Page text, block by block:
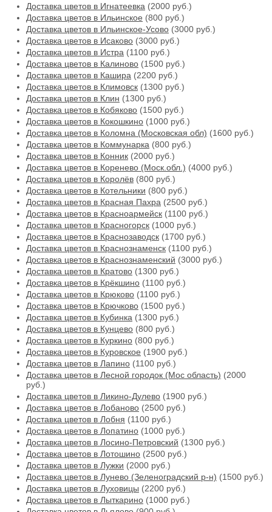
Доставка цветов в Игнатеевка (2000 руб.)
Доставка цветов в Ильинское (800 руб.)
Доставка цветов в Ильинское-Усово (3000 руб.)
Доставка цветов в Исаково (3000 руб.)
Доставка цветов в Истра (1100 руб.)
Доставка цветов в Калиново (1500 руб.)
Доставка цветов в Кашира (2200 руб.)
Доставка цветов в Климовск (1300 руб.)
Доставка цветов в Клин (1300 руб.)
Доставка цветов в Кобяково (1500 руб.)
Доставка цветов в Кокошкино (1000 руб.)
Доставка цветов в Коломна (Московская обл) (1600 руб.)
Доставка цветов в Коммунарка (800 руб.)
Доставка цветов в Конник (2000 руб.)
Доставка цветов в Коренево (Моск.обл.) (4000 руб.)
Доставка цветов в Королёв (800 руб.)
Доставка цветов в Котельники (800 руб.)
Доставка цветов в Красная Пахра (2500 руб.)
Доставка цветов в Красноармейск (1100 руб.)
Доставка цветов в Красногорск (1000 руб.)
Доставка цветов в Краснозаводск (1700 руб.)
Доставка цветов в Краснознаменск (1100 руб.)
Доставка цветов в Краснознаменский (3000 руб.)
Доставка цветов в Кратово (1300 руб.)
Доставка цветов в Крёкшино (1100 руб.)
Доставка цветов в Крюково (1100 руб.)
Доставка цветов в Крючково (1500 руб.)
Доставка цветов в Кубинка (1300 руб.)
Доставка цветов в Кунцево (800 руб.)
Доставка цветов в Куркино (800 руб.)
Доставка цветов в Куровское (1900 руб.)
Доставка цветов в Лапино (1100 руб.)
Доставка цветов в Лесной городок (Мос область) (2000
руб.)
Доставка цветов в Ликино-Дулево (1900 руб.)
Доставка цветов в Лобаново (2500 руб.)
Доставка цветов в Лобня (1100 руб.)
Доставка цветов в Лопатино (1000 руб.)
Доставка цветов в Лосино-Петровский (1300 руб.)
Доставка цветов в Лотошино (2500 руб.)
Доставка цветов в Лужки (2000 руб.)
Доставка цветов в Лунево (Зеленоградский р-н) (1500 руб.)
Доставка цветов в Луховицы (2200 руб.)
Доставка цветов в Лыткарино (1000 руб.)